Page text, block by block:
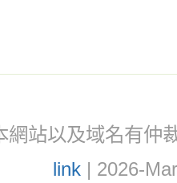
網站以及域名有仲
link| 2026-